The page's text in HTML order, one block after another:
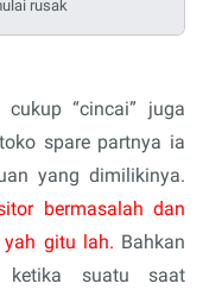
rusak
“cincai” juga
spare partnya ia
yang dimilikinya.
bermasalah dan
yah gitu lah. Bahkan
ketika suatu saat